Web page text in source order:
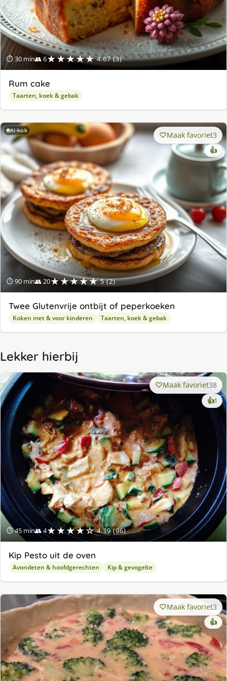
⏱ 30 min👥 6★★★★★ 4.67 (3)
Rum cake
Taarten, koek & gebak
AI-kok
⏱ 90 min👥 20★★★★★ 5 (2)
Maak favoriet3
👍
Twee Glutenvrije ontbijt of peperkoeken
Koken met & voor kinderen Taarten, koek & gebak
Lekker hierbij
⏱ 45 min👥 4★★★★☆ 4.39 (96)
Maak favoriet38
👍1
Kip Pesto uit de oven
Avondeten & hoofdgerechten Kip & gevogelte
Maak favoriet3
👍